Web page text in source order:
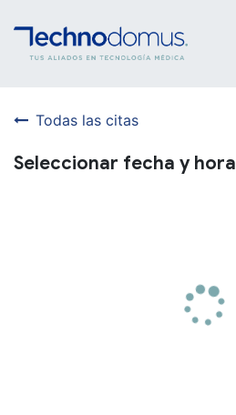
Todas las citas
Seleccionar fecha y hora